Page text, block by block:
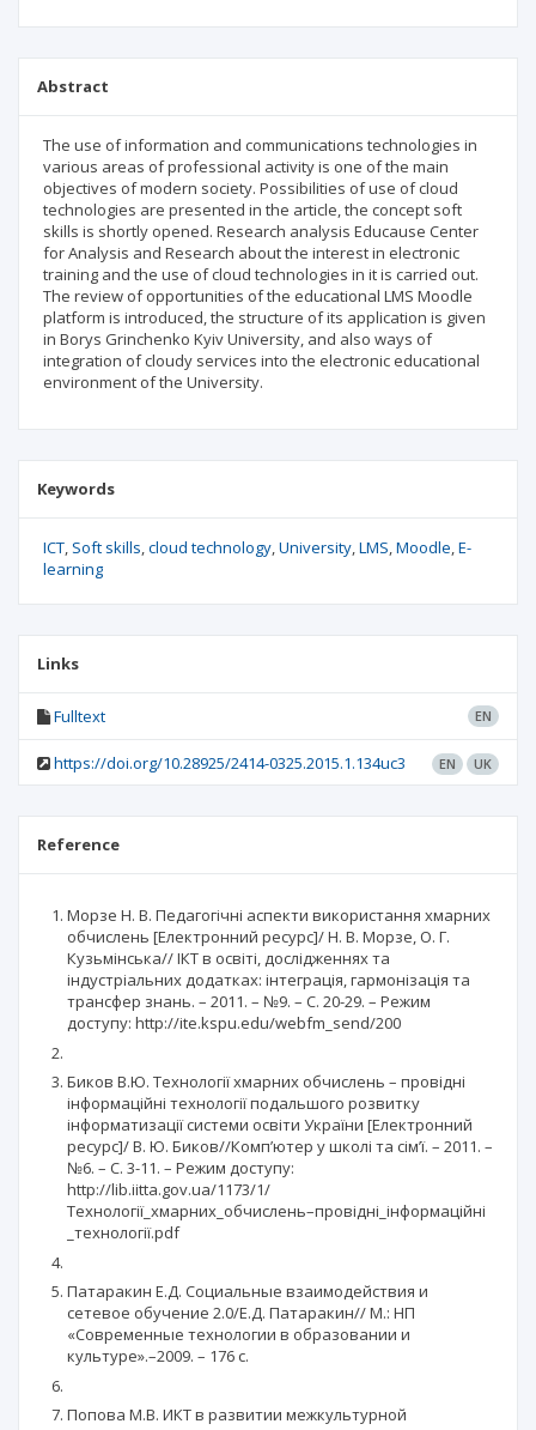
Abstract
The use of information and communications technologies in
various areas of professional activity is one of the main
objectives of modern society. Possibilities of use of cloud
technologies are presented in the article, the concept soft
skills is shortly opened. Research analysis Educause Center
for Analysis and Research about the interest in electronic
training and the use of cloud technologies in it is carried out.
The review of opportunities of the educational LMS Moodle
platform is introduced, the structure of its application is given
in Borys Grinchenko Kyiv University, and also ways of
integration of cloudy services into the electronic educational
environment of the University.
Keywords
ICT Soft skills cloud technology University LMS Moodle E-
learning
Links
Fulltext EN
https://doi.org/10.28925/2414-0325.2015.1.134uc3 EN UK
Reference
Морзе Н. В. Педагогічні аспекти використання хмарних
обчислень [Електронний ресурс]/ Н. В. Морзе, О. Г.
Кузьмінська// ІКТ в освіті, дослідженнях та
індустріальних додатках: інтеграція, гармонізація та
трансфер знань. – 2011. – №9. – С. 20-29. – Режим
доступу: http://ite.kspu.edu/webfm_send/200
Биков В.Ю. Технології хмарних обчислень – провідні
інформаційні технології подальшого розвитку
інформатизації системи освіти України [Електронний
ресурс]/ В. Ю. Биков//Комп’ютер у школі та сім’ї. – 2011. –
№6. – С. 3-11. – Режим доступу:
http://lib.iitta.gov.ua/1173/1/
Технології_хмарних_обчислень–провідні_інформаційні
_технології.pdf
Патаракин Е.Д. Социальные взаимодействия и
сетевое обучение 2.0/Е.Д. Патаракин// М.: НП
«Современные технологии в образовании и
культуре».–2009. – 176 с.
Попова М.В. ИКТ в развитии межкультурной